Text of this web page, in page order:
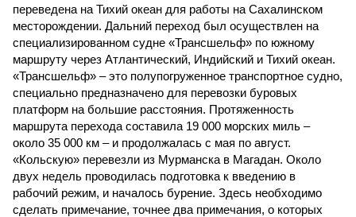
переведена на Тихий океан для работы на Сахалинском
месторождении. Дальний переход был осуществлен на
специализированном судне «Трансшельф» по южному
маршруту через Атлантический, Индийский и Тихий океан.
«Трансшельф» – это полупогруженное транспортное судно,
специально предназначено для перевозки буровых
платформ на большие расстояния. Протяженность
маршрута перехода составила 19 000 морских миль –
около 35 000 км – и продолжалась с мая по август.
«Кольскую» перевезли из Мурманска в Магадан. Около
двух недель проводилась подготовка к введению в
рабочий режим, и началось бурение. Здесь необходимо
сделать примечание, точнее два примечания, о которых